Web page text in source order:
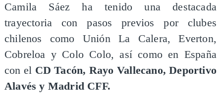
Camila Sáez ha tenido una destacada
trayectoria con pasos previos por clubes
chilenos como Unión La Calera, Everton,
Cobreloa y Colo Colo, así como en España
con el CD Tacón, Rayo Vallecano, Deportivo
Alavés y Madrid CFF.